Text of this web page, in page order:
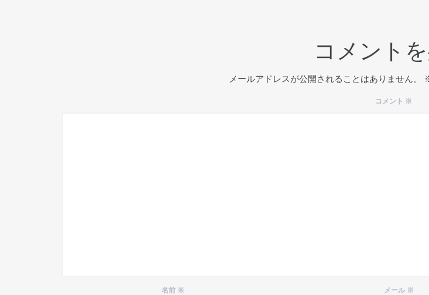
コメント
メールアドレスが公開されることはありません。
コメント ※
名前 ※ メール ※